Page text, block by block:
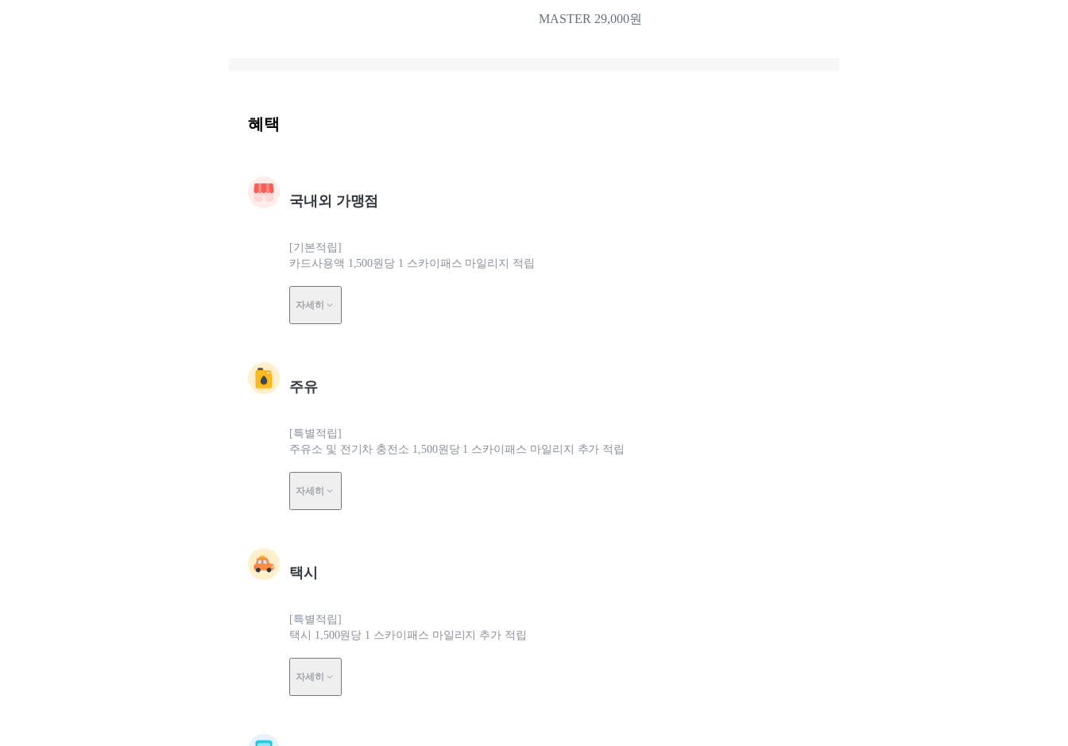
MASTER 29,000원
혜택
국내외 가맹점
[기본적립]
카드사용액 1,500원당 1 스카이패스 마일리지 적립
자세히
주유
[특별적립]
주유소 및 전기차 충전소 1,500원당 1 스카이패스 마일리지 추가 적립
자세히
택시
[특별적립]
택시 1,500원당 1 스카이패스 마일리지 추가 적립
자세히